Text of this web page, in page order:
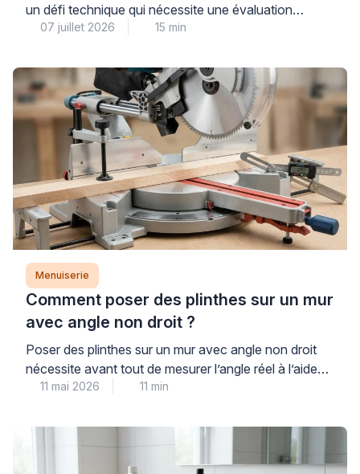
un défi technique qui nécessite une évaluation
précise des contraintes mécaniques, en particulier
résistance structurelle de l’ensemble. Au-delà de
l’apparente simplicité d’une table rectangulaire
classique, l’ajout d’un mécanisme d’extension
soulève des questions concrètes de centre de
gravité, de charge admissible […]
07 juillet 2026 15 min
Menuiserie
Comment poser des plinthes sur un mur
avec angle non droit ?
Poser des plinthes sur un mur avec angle non droit
nécessite avant tout de mesurer l’angle réel à l’aide
d’une fausse équerre ou d’un rapporteur numérique,
les angles de coupe de chaque plinthe. Cette
opération technique, fréquente en cage d’escalier ou
sur murs obliques, demande méthode […]
11 mai 2026 11 min